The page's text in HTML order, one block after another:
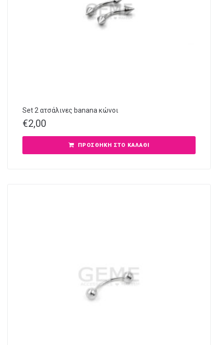
Set 2 ατσάλινες banana κώνοι
€2,00
ΠΡΟΣΘΉΚΗ ΣΤΟ ΚΑΛΆΘΙ